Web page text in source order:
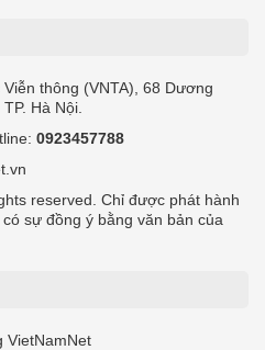
thông (VNTA), 68 Dương
Hà Nội.
0923457788
reserved. Chỉ được phát hành
sự đồng ý bằng văn bản của
VietNamNet